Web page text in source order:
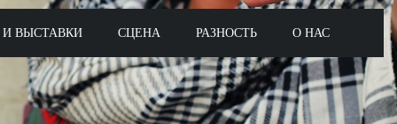
ВЫСТАВКИ СЦЕНА РАЗНОСТЬ О НАС